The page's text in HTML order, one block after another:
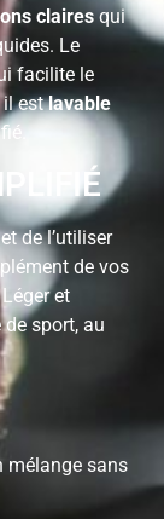
clairesqui
Le
facilite le
il estlavable
de l’utiliser
de vos
et
sport, au
mélange sans